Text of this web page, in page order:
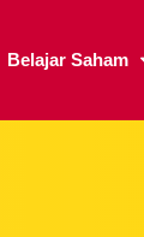
Belajar Saham